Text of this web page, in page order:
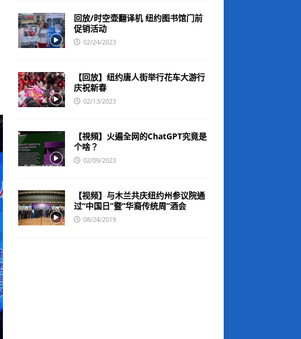
回放/时空壶翻译机 纽约图书馆门前
促销活动
02/24/2023
【回放】纽约唐人街举行花车大游行
庆祝新春
02/13/2023
【視頻】火遍全网的ChatGPT究竟是
个啥？
02/09/2023
【视频】与木兰共庆纽约州参议院通
过“中国日”暨“华裔传统周”酒会
08/24/2019